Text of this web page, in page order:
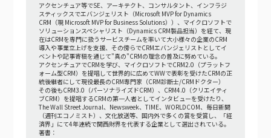
アクセンチュア等でSE、アーキテクト、コンサルタント、インフラジ
スティックスでエバンジェリスト（Microsoft MVP for Dynamics
CRM（現 Microsoft MVP for Business Solutions））、マイクロソフトで
ソリューションスペシャリスト（Dynamics CRM製品担当）を経て、現
在はCRMを専門に扱うサービスチームを率いて大小様々の企業のCRM
導入や事業立上げを支援、その傍らでCRMエバンジェリストとしてイ
ベントや記事寄稿を通じて"真の"CRMの理念の普及に努めている。
アクセンチュアでCRMを学び、マイクロソフトでCRM2.0（プラットフ
ォーム型CRM）を提唱して世界的に広めてWWで表彰を受けたCRMの正
統後継者にして現役最長のCRM専門家（CRM診断士/CRMドクター）
その後もCRM3.0（パーソナライズドCRM）、CRM4.0（クリエイティ
ブCRM）を提唱するCRMの第一人者としてインタビューを受けたり、
The Wall Street Journal、Newsweek、TIME、WORLDCOM、毎日新聞
（週刊エコノミスト）、文化放送等、国内外で多くの賞を受賞し、「経
済界」にて4年連続で関西財界を代表する企業として選出されている。
著書：